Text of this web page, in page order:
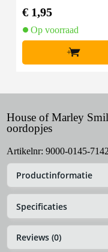
€ 1,95
Op voorraad
+
House of Marley
oordopjes
Artikelnr: 9000-0145-7142
Productinformatie
Specificaties
Reviews (0)